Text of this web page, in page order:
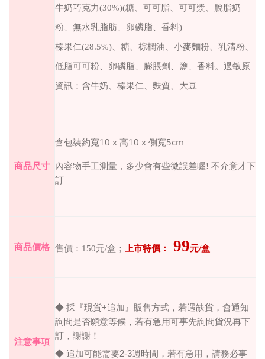
牛奶巧克力(30%)(糖、可可脂、可可漿、脫脂奶
粉、無水乳脂肪、卵磷脂、香料)
榛果仁(28.5%)、糖、棕櫚油、小麥麵粉、乳清粉、
低脂可可粉、卵磷脂、膨脹劑、鹽、香料。 過敏原
資訊：含牛奶、榛果仁、麩質、大豆
商品尺寸
含包裝約寬10 x 高10 x 側寬5cm
內容物手工測量，多少會有些微誤差喔! 不介意才下
訂
商品價格 售價： 150元/盒； 上市特價： 99元/盒
注意事項
◆ 採『現貨+追加』販售方式，若遇缺貨，會通知
詢問是否願意等候，若有急用可事先詢問貨況再下
訂，謝謝！
◆ 追加可能需要2-3週時間，若有急用，請務必事